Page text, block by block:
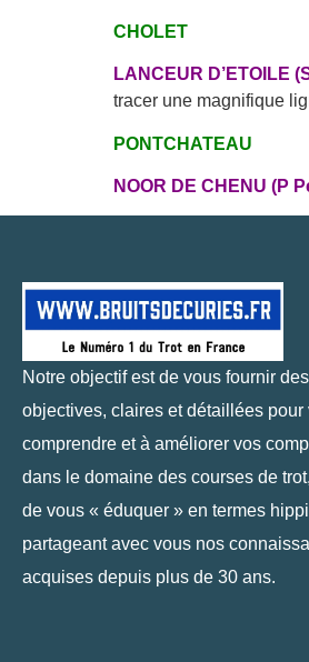
CHOLET
LANCEUR D’ETOILE
tracer une magnifique
PONTCHATEAU
NOOR DE CHENU (P
Notre objectif est de vous fournir
objectives, claires et détaillées pour
comprendre et à améliorer vos
dans le domaine des courses de
de vous « éduquer » en termes
partageant avec vous nos
acquises depuis plus de 30 ans.